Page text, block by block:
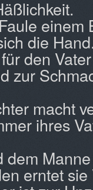
einem
die
den
zur
macht
ihres
dem
erntet